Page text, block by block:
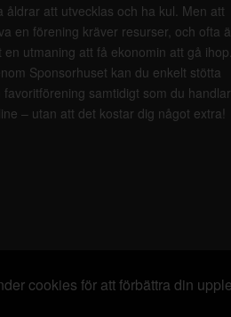
åldrar att utvecklas och ha kul. Men att
en förening kräver resurser, och ofta
en utmaning att få ekonomin att gå ihop.
Sponsorhuset kan du enkelt stötta
favoritförening samtidigt som du handlar
– utan att det kostar dig något extra!
cookies för att förbättra din